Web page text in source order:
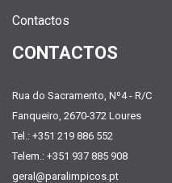
Contactos
CONTACTOS
Rua do Sacramento, Nº4 - R/C
Fanqueiro, 2670-372 Loures
Tel.: +351 219 886 552
Telem.: +351 937 885 908
geral@paralimpicos.pt